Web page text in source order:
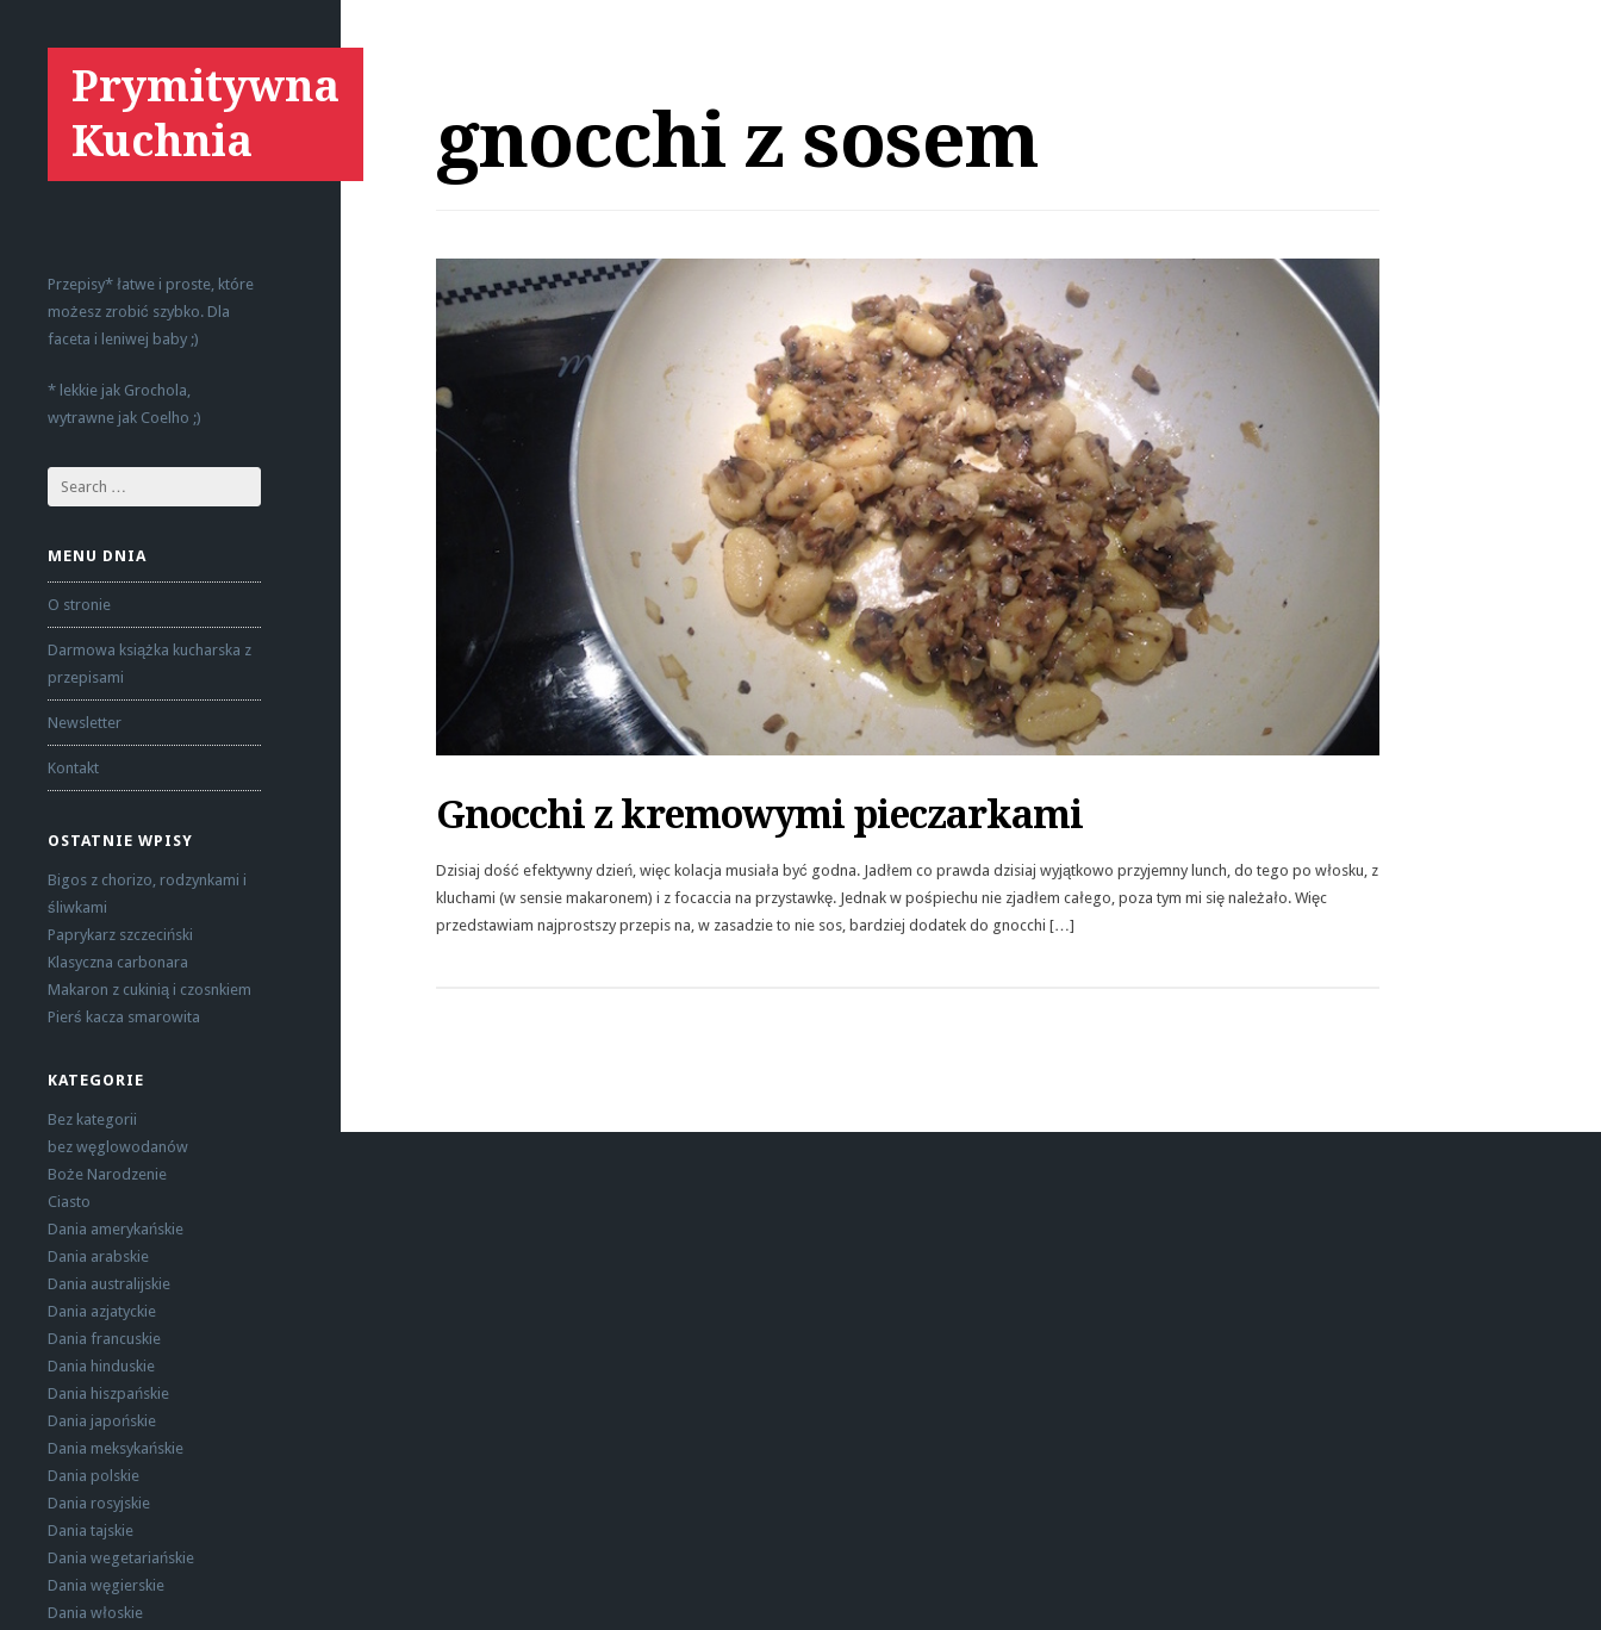
Prymitywna
Kuchnia
Przepisy* łatwe i proste, które
możesz zrobić szybko. Dla
faceta i leniwej baby ;)
* lekkie jak Grochola,
wytrawne jak Coelho ;)
MENU DNIA
O stronie
Darmowa książka kucharska z
przepisami
Newsletter
Kontakt
OSTATNIE WPISY
Bigos z chorizo, rodzynkami i
śliwkami
Paprykarz szczeciński
Klasyczna carbonara
Makaron z cukinią i czosnkiem
Pierś kacza smarowita
KATEGORIE
Bez kategorii
bez węglowodanów
Boże Narodzenie
Ciasto
Dania amerykańskie
Dania arabskie
Dania australijskie
Dania azjatyckie
Dania francuskie
Dania hinduskie
Dania hiszpańskie
Dania japońskie
Dania meksykańskie
Dania polskie
Dania rosyjskie
Dania tajskie
Dania wegetariańskie
Dania węgierskie
Dania włoskie
gnocchi z sosem
Gnocchi z kremowymi pieczarkami
Dzisiaj dość efektywny dzień, więc kolacja musiała być godna. Jadłem co prawda dzisiaj wyjątkowo przyjemny lunch, do tego po włosku, z
kluchami (w sensie makaronem) i z focaccia na przystawkę. Jednak w pośpiechu nie zjadłem całego, poza tym mi się należało. Więc
przedstawiam najprostszy przepis na, w zasadzie to nie sos, bardziej dodatek do gnocchi […]